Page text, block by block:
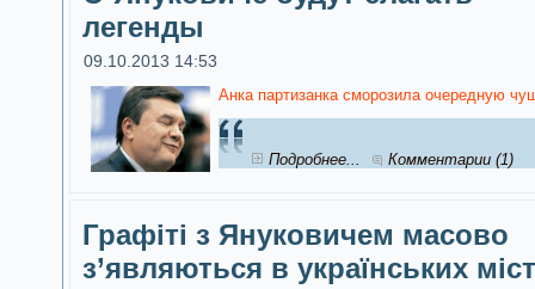
легенды
09.10.2013 14:53
Анка партизанка сморозила очередную
Подробнее... Комментарии (1)
Графіті з Януковичем масово
з’являються в українських